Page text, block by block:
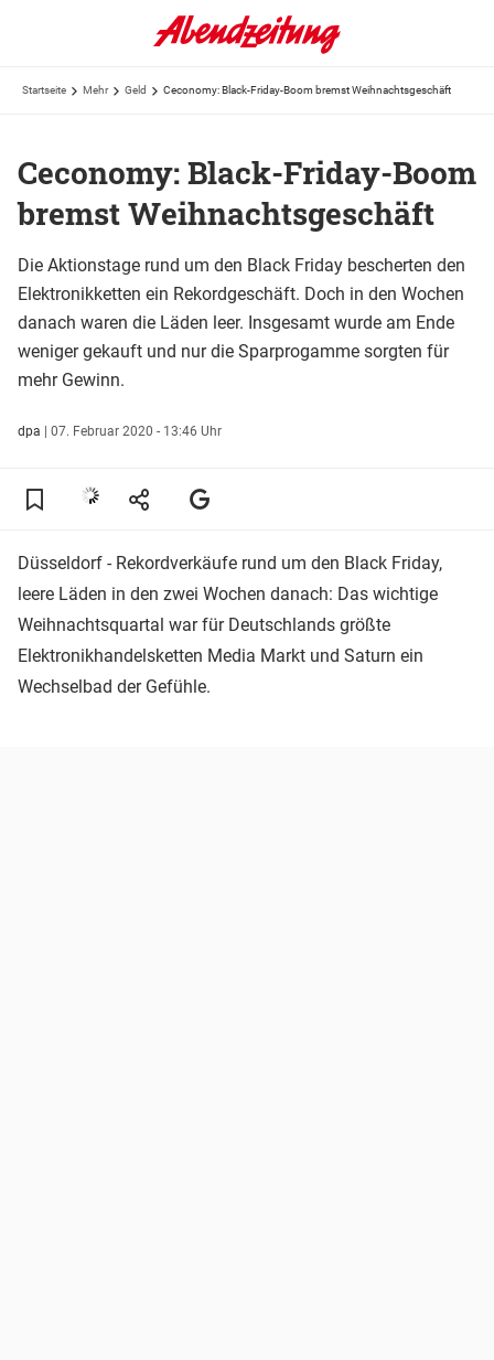
Startseite Mehr Geld Ceconomy: Black-Friday-Boom bremst Weihnachtsgeschäft
Ceconomy: Black-Friday-Boom
bremst Weihnachtsgeschäft
Die Aktionstage rund um den Black Friday bescherten den
Elektronikketten ein Rekordgeschäft. Doch in den Wochen
danach waren die Läden leer. Insgesamt wurde am Ende
weniger gekauft und nur die Sparprogamme sorgten für
mehr Gewinn.
dpa | 07. Februar 2020 - 13:46 Uhr
Düsseldorf - Rekordverkäufe rund um den Black Friday,
leere Läden in den zwei Wochen danach: Das wichtige
Weihnachtsquartal war für Deutschlands größte
Elektronikhandelsketten Media Markt und Saturn ein
Wechselbad der Gefühle.